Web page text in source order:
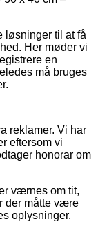
løsninger til at få
Her møder vi
en
må bruges
reklamer. Vi har
eftersom vi
honorar om
værnes om tit,
der måtte være
oplysninger.